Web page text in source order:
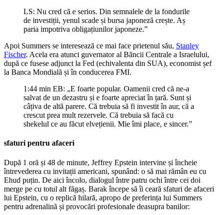
LS: Nu cred că e serios. Din semnalele de la fondurile
de investiții, yenul scade și bursa japoneză crește. Aș
paria impotriva obligațiunilor japoneze.”
Apoi Summers se interesează ce mai face prietenul său, Stanley
Fischer. Acela era atunci guvernator al Băncii Centrale a Israelului,
după ce fusese adjunct la Fed (echivalenta din SUA), economist șef
la Banca Mondială și în conducerea FMI.
1:44 min EB: „E foarte popular. Oamenii cred că ne-a
salvat de un dezastru și e foarte apreciat în țară. Sunt și
câțiva de altă parere. Că trebuia să fi investit în aur, că a
crescut prea mult rezervele. Că trebuia să facă cu
shekelul ce au făcut elvețienii. Mie îmi place, e sincer.”
sfaturi pentru afaceri
După 1 oră și 48 de minute, Jeffrey Epstein intervine și încheie
întrevederea cu invitații americani, spunând: o să mai rămân eu cu
Ehud puțin. De aici încolo, dialogul între patru ochi între cei doi
merge pe cu totul alt făgaș. Barak începe să îi ceară sfaturi de afaceri
lui Epstein, cu o replică hilară, apropo de preferința lui Summers
pentru adrenalină și provocări profesionale deasupra banilor: